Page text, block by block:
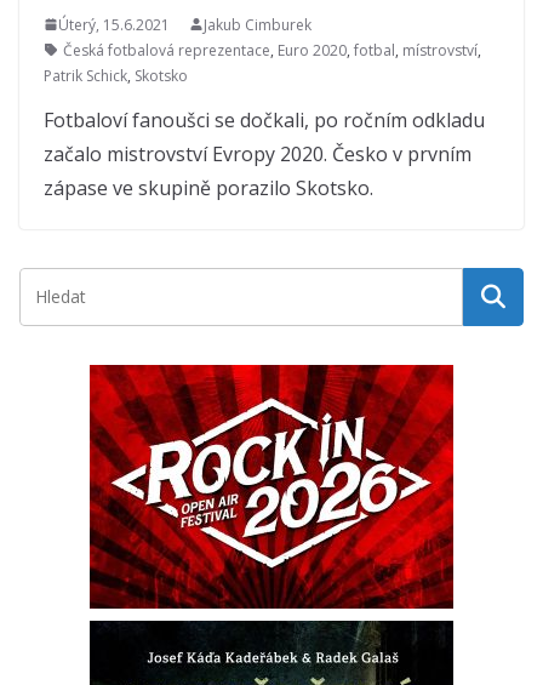
Úterý, 15.6.2021
Jakub Cimburek
Česká fotbalová reprezentace, Euro 2020, fotbal, místrovství,
Patrik Schick, Skotsko
Fotbaloví fanoušci se dočkali, po ročním odkladu
začalo mistrovství Evropy 2020. Česko v prvním
zápase ve skupině porazilo Skotsko.